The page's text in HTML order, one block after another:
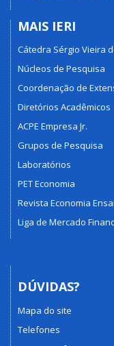
MAIS IERI
Cátedra Sérgio Vieira
Núcleos de Pesquisa
Coordenação de
Diretórios Acadêmicos
ACPE Empresa Jr.
Grupos de Pesquisa
Laboratórios
PET Economia
Revista Economia
Liga de Mercado
DÚVIDAS?
Mapa do site
Telefones